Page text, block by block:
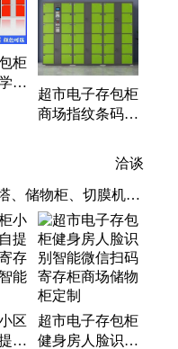
、危化品储存柜、壁
柜
校
超市电子存包柜
商场指纹条码智
刷卡寄存柜可定
洽谈
、储物柜、切膜机、
柜、盘点机、桌球
展示柜、洗鞋机、文
、饮料柜、工控机、
柱
区
柜
超市电子存包柜
健身房人脸识别